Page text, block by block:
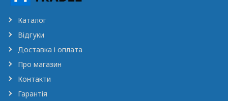
Каталог
Відгуки
Доставка і оплата
Про магазин
Контакти
Гарантія